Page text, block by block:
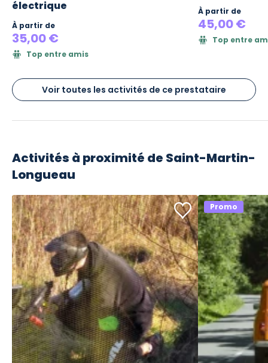
électrique
À partir de
35,00 €
Top entre amis
À partir de
45,00 €
Top entre
Voir toutes les activités de ce prestataire
Activités à proximité de Saint-Martin-
Longueau
Promo